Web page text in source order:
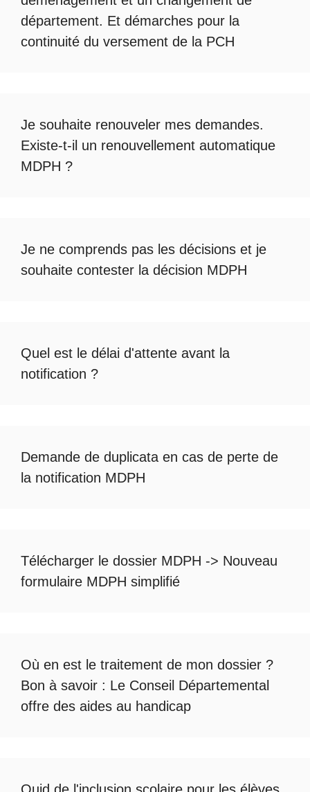
département. Et démarches pour la
continuité du versement de la PCH
Je souhaite renouveler mes demandes.
Existe-t-il un renouvellement automatique
MDPH ?
Je ne comprends pas les décisions et je
souhaite contester la décision MDPH
Quel est le délai d'attente avant la
notification ?
Demande de duplicata en cas de perte de
la notification MDPH
Télécharger le dossier MDPH -> Nouveau
formulaire MDPH simplifié
Où en est le traitement de mon dossier ?
Bon à savoir : Le Conseil Départemental
offre des aides au handicap